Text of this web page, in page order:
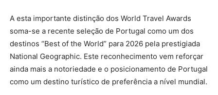
A esta importante distinção dos World Travel Awards
soma-se a recente seleção de Portugal como um dos
destinos “Best of the World” para 2026 pela prestigiada
National Geographic. Este reconhecimento vem reforçar
ainda mais a notoriedade e o posicionamento de Portugal
como um destino turístico de preferência a nível mundial.